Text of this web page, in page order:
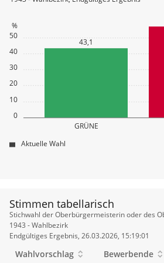
0
10
20
30
40
50
%
GRÜNE
43,1
Aktuelle Wahl
Stimmen tabellarisch
Stimmen
tabellarisch
Stichwahl der Oberbürgermeisterin oder des
1943 - Wahlbezirk
Endgültiges Ergebnis, 26.03.2026, 15:19:01
Wahlvorschlag Bewerbende